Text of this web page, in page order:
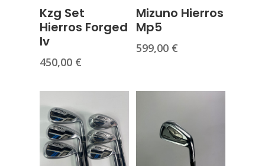
Kzg Set
Hierros Forged
Iv
450,00 €
Mizuno Hierros
Mp5
599,00 €